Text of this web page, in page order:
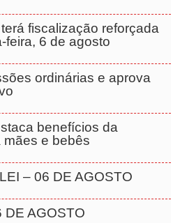
fiscalização reforçada
feira, 6 de agosto
ordinárias e aprova
benefícios da
e bebês
– 06 DE AGOSTO
DE AGOSTO